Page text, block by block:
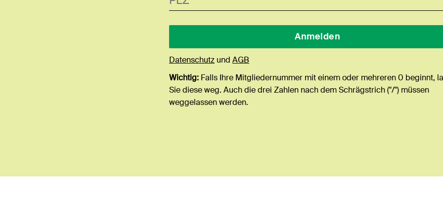
Datenschutz und AGB
Wichtig: Falls Ihre Mitgliedernummer mit einem oder mehreren 0 beginnt,
Sie diese weg. Auch die drei Zahlen nach dem Schrägstrich ("/") müssen
weggelassen werden.